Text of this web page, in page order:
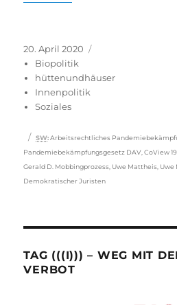
Veröffentlicht
am
20. April 2020
Biopolitik
hüttenundhäuser
Innenpolitik
Soziales
Schlagwörter
SW: Arbeitsrechtliches
Pandemiebekämpfungsgesetz DAV ,CoView 19
Gerald D. Mobbingprozess Uwe Mattheis Uwe
Demokratischer Juristen
TAG (((I))) – WEG MIT
VERBOT